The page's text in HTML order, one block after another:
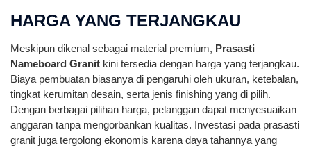
HARGA YANG TERJANGKAU
Meskipun dikenal sebagai material premium, Prasasti
Nameboard Granit kini tersedia dengan harga yang terjangkau.
Biaya pembuatan biasanya di pengaruhi oleh ukuran, ketebalan,
tingkat kerumitan desain, serta jenis finishing yang di pilih.
Dengan berbagai pilihan harga, pelanggan dapat menyesuaikan
anggaran tanpa mengorbankan kualitas. Investasi pada prasasti
granit juga tergolong ekonomis karena daya tahannya yang